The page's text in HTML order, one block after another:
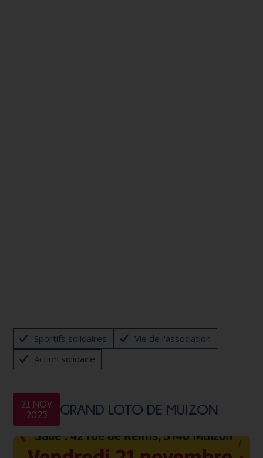
21 NOV.
2025
GRAND LOTO DE MUIZON
Sportifs solidaires
Vie de l'association
Action solidaire